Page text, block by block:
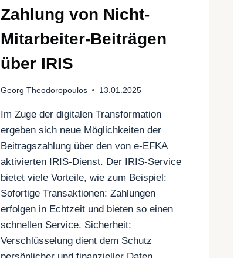
Zahlung von Nicht-
Mitarbeiter-Beiträgen
über IRIS
Georg Theodoropoulos 13.01.2025
Im Zuge der digitalen Transformation
ergeben sich neue Möglichkeiten der
Beitragszahlung über den von e-EFKA
aktivierten IRIS-Dienst. Der IRIS-Service
bietet viele Vorteile, wie zum Beispiel:
Sofortige Transaktionen: Zahlungen
erfolgen in Echtzeit und bieten so einen
schnellen Service. Sicherheit:
Verschlüsselung dient dem Schutz